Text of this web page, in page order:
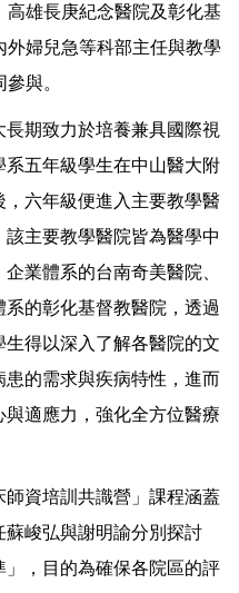
雄長庚紀念醫院及彰化基
外婦兒急等科部主任與教學
與。
期致力於培養兼具國際視
五年級學生在中山醫大附
六年級便進入主要教學醫
主要教學醫院皆為醫學中
業體系的台南奇美醫院、
的彰化基督教醫院，透過
得以深入了解各醫院的文
的需求與疾病特性，進而
適應力，強化全方位醫療
師資培訓共識營」課程涵蓋
峻弘與謝明諭分別探討
」，目的為確保各院區的評